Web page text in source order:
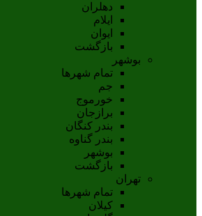
دهلران
ايلام
ايوان
بازگشت
بوشهر
تمام شهر‌ها
جم
خورموج
برازجان
بندر کنگان
بندر گناوه
بوشهر
بازگشت
تهران
تمام شهر‌ها
کیلان